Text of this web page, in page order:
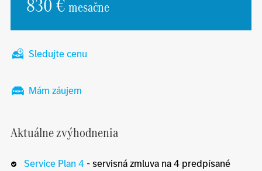
mesačne
Sledujte cenu
Mám záujem
Aktuálne zvýhodnenia
Service Plan 4- servisná zmluva na 4 predpísané